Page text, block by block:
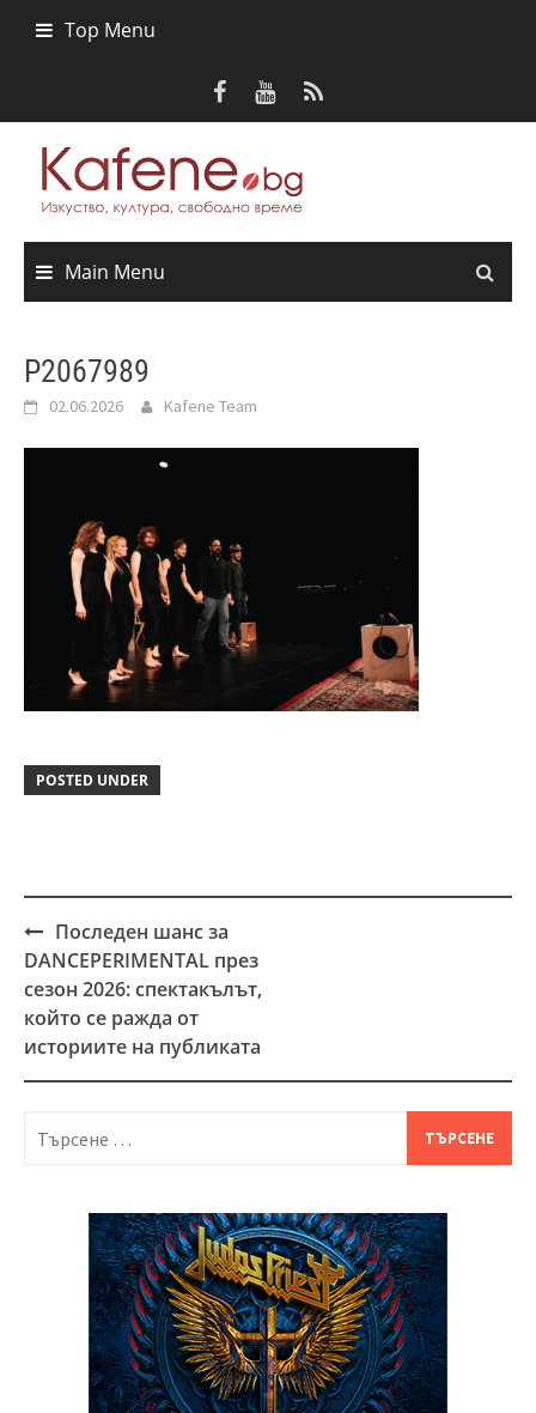
Top Menu
Main Menu
P2067989
02.06.2026 Kafene Team
POSTED UNDER
Post
navigation
Последен шанс за
DANCEPERIMENTAL през
сезон 2026: спектакълът,
който се ражда от
историите на публиката
за: